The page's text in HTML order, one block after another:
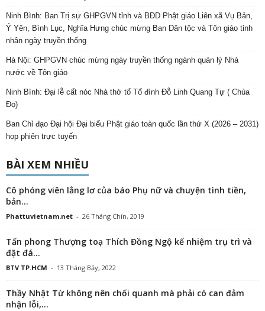
Ninh Bình: Ban Trị sự GHPGVN tỉnh và BĐD Phật giáo Liên xã Vụ Bản,
Ý Yên, Bình Lục, Nghĩa Hưng chúc mừng Ban Dân tộc và Tôn giáo tỉnh
nhân ngày truyền thống
Hà Nội: GHPGVN chúc mừng ngày truyền thống ngành quản lý Nhà
nước về Tôn giáo
Ninh Bình: Đại lễ cất nóc Nhà thờ tổ Tổ đình Đỗ Linh Quang Tự ( Chùa
Đọ)
Ban Chỉ đạo Đại hội Đại biểu Phật giáo toàn quốc lần thứ X (2026 – 2031)
họp phiên trực tuyến
BÀI XEM NHIỀU
Cô phóng viên lẳng lơ của báo Phụ nữ và chuyện tình tiền,
bản...
Phattuvietnam.net - 26 Tháng Chín, 2019
Tấn phong Thượng toạ Thích Đồng Ngộ kế nhiệm trụ trì và
đặt đá...
BTV TP.HCM - 13 Tháng Bảy, 2022
Thầy Nhật Từ không nên chối quanh mà phải có can đảm
nhận lỗi,...